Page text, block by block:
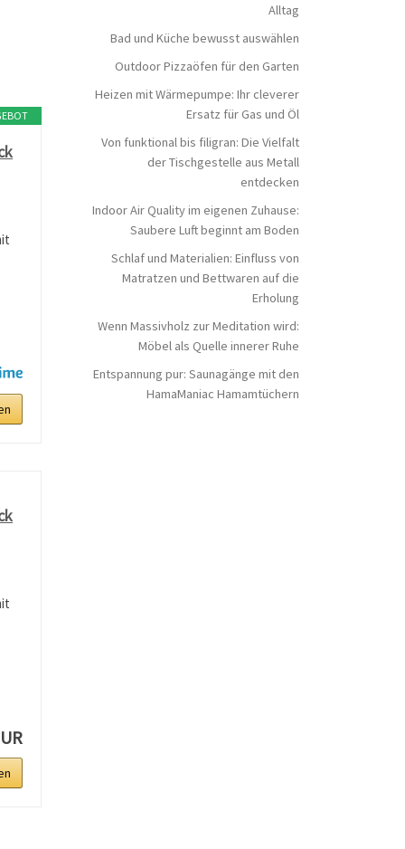
Alltag
Bad und Küche bewusst auswählen
Outdoor Pizzaöfen für den Garten
Heizen mit Wärmepumpe: Ihr cleverer
Ersatz für Gas und Öl
Von funktional bis filigran: Die Vielfalt
der Tischgestelle aus Metall
entdecken
Indoor Air Quality im eigenen Zuhause:
Saubere Luft beginnt am Boden
Schlaf und Materialien: Einfluss von
Matratzen und Bettwaren auf die
Erholung
Wenn Massivholz zur Meditation wird:
Möbel als Quelle innerer Ruhe
Entspannung pur: Saunagänge mit den
HamaManiac Hamamtüchern